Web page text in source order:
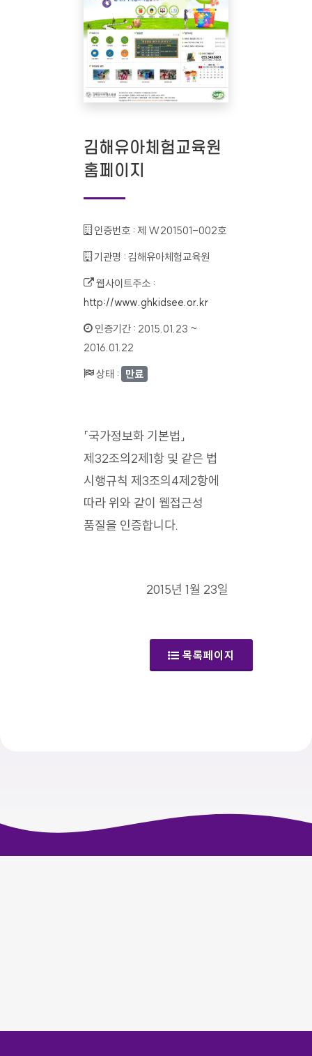
김해유아체험교육원
홈페이지
인증번호 : 제 W201501-002호
기관명 : 김해유아체험교육원
웹사이트주소 :
http://www.ghkidsee.or.kr
인증기간 : 2015.01.23 ~
2016.01.22
상태 : 만료
「국가정보화 기본법」
제32조의2제1항 및 같은 법
시행규칙 제3조의4제2항에
따라 위와 같이 웹접근성
품질을 인증합니다.
2015년 1월 23일
목록페이지